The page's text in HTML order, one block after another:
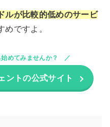
ルが比較的低めのサービ
ですよ。
めてみませんか？
ントの公式サイト